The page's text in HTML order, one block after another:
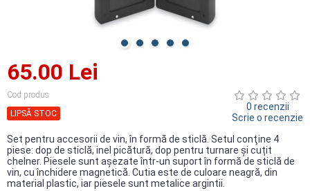
65.00 Lei
Cod produs
LIPSĂ STOC
0 recenzii
Scrie o recenzie
Set pentru accesorii de vin, în formă de sticlă. Setul conţine 4
piese: dop de sticlă, inel picătură, dop pentru turnare şi ​​cuțit
chelner. Piesele sunt aşezate într-un suport în formă de sticlă de
vin, cu închidere magnetică. Cutia este de culoare neagră, din
material plastic, iar piesele sunt metalice argintii.